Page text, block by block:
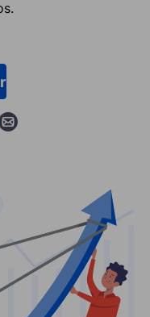
in WhatsApp
us in Telegram
us in Linkedin
us by email